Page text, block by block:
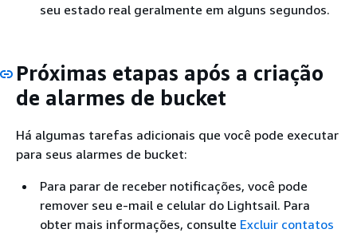
seu estado real geralmente em alguns segundos.
Próximas etapas após a criação
de alarmes de bucket
Há algumas tarefas adicionais que você pode executar
para seus alarmes de bucket:
Para parar de receber notificações, você pode
remover seu e-mail e celular do Lightsail. Para
obter mais informações, consulte Excluir contatos